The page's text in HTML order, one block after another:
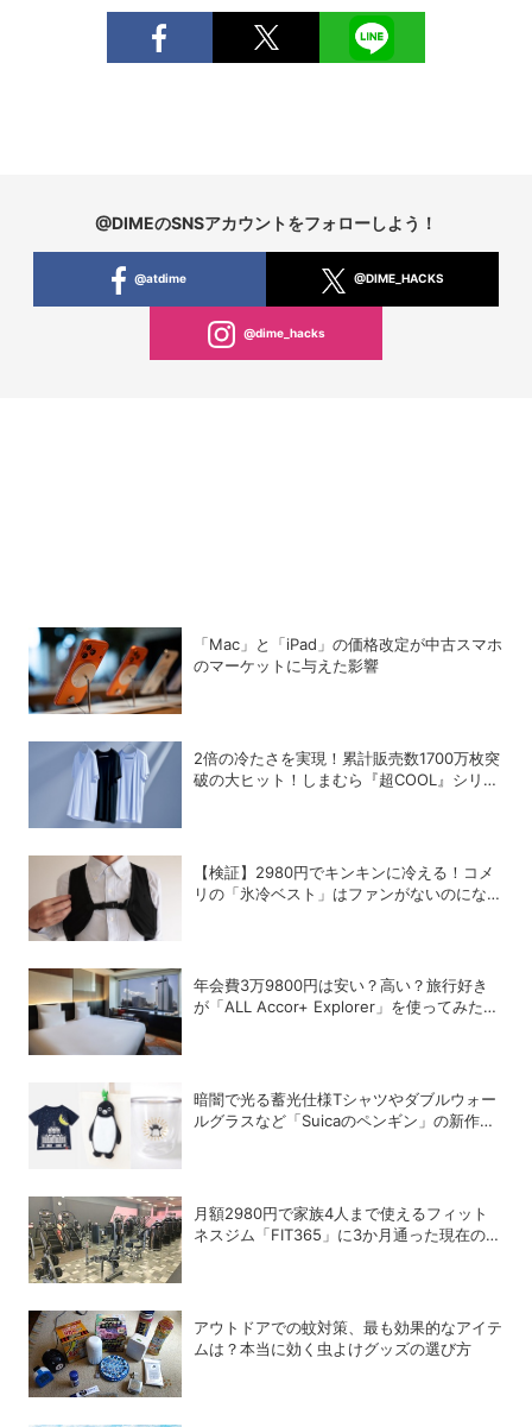
@DIMEのSNSアカウントをフォローしよう！
@atdime @DIME_HACKS
@dime_hacks
「Mac」と「iPad」の価格改定が中古スマホ
のマーケットに与えた影響
2倍の冷たさを実現！累計販売数1700万枚突
破の大ヒット！しまむら『超COOL』シリー
【検証】2980円でキンキンに冷える！コメ
リの「氷冷ベスト」はファンがないのになぜ
年会費3万9800円は安い？高い？旅行好き
が「ALL Accor+ Explorer」を使ってみたら
暗闇で光る蓄光仕様Tシャツやダブルウォー
ルグラスなど「Suicaのペンギン」の新作グ
月額2980円で家族4人まで使えるフィット
ネスジム「FIT365」に3か月通った現在のリ
アウトドアでの蚊対策、最も効果的なアイテ
ムは？本当に効く虫よけグッズの選び方